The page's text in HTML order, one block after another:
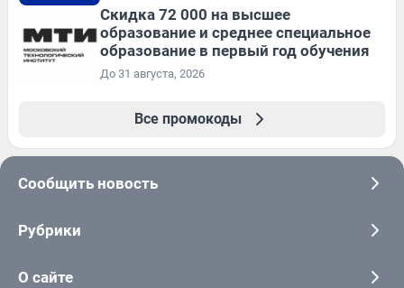
Скидка 72 000 на высшее
образование и среднее специальное
образование в первый год обучения
До 31 августа, 2026
Все промокоды
Сообщить новость
Рубрики
О сайте